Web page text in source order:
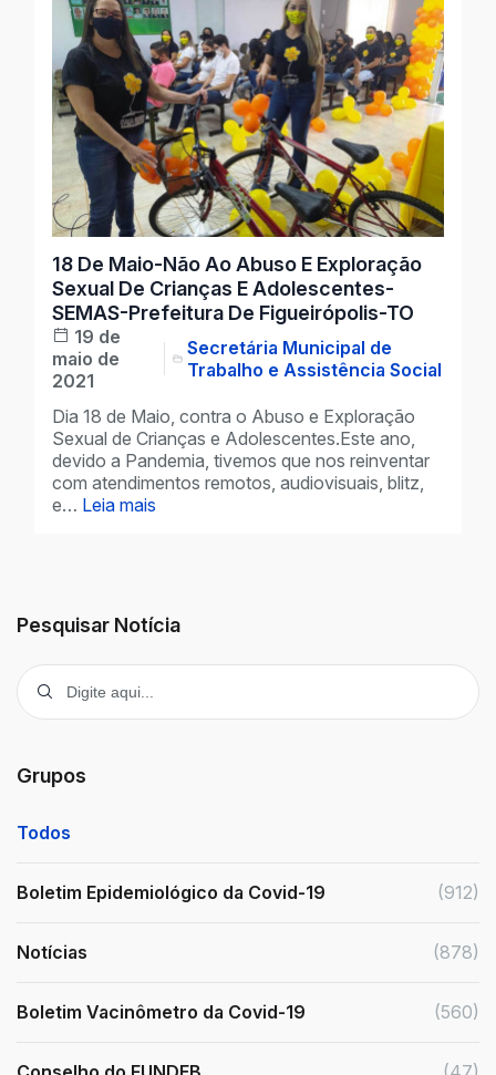
18 De Maio-Não Ao Abuso E Exploração
Sexual De Crianças E Adolescentes-
SEMAS-Prefeitura De Figueirópolis-TO
19 de
maio de
2021
Secretária Municipal de
Trabalho e Assistência Social
Dia 18 de Maio, contra o Abuso e Exploração
Sexual de Crianças e Adolescentes.Este ano,
devido a Pandemia, tivemos que nos reinventar
com atendimentos remotos, audiovisuais, blitz,
e… Leia mais
Pesquisar Notícia
Grupos
Todos
Boletim Epidemiológico da Covid-19 (912)
Notícias (878)
Boletim Vacinômetro da Covid-19 (560)